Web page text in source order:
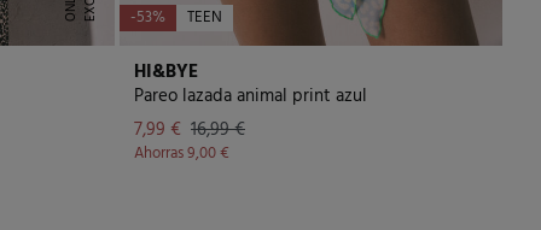
-53% TEEN
HI&BYE
Pareo lazada animal print azul
7,99 € 16,99 €
Ahorras9,00 €